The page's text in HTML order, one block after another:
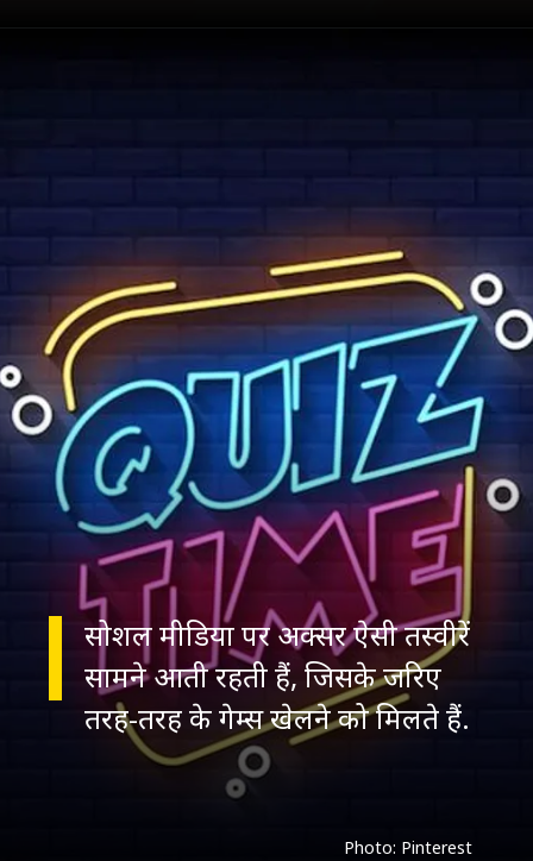
सोशल मीडिया पर अक्सर ऐसी तस्वीरें
सामने आती रहती हैं, जिसके जरिए
Photo: Pinterest